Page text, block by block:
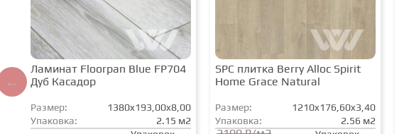
Ламинат Floorpan Blue FP704
Дуб Касадор
Размер:
1380x193,00x8,00
Упаковка:
2.15 м2
SPC плитка Berry Alloc Spirit
Home Grace Natural
Размер:
1210x176,60x3,40
Упаковка:
2.56 м2